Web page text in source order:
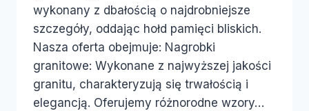
wykonany z dbałością o najdrobniejsze
szczegóły, oddając hołd pamięci bliskich.
Nasza oferta obejmuje: Nagrobki
granitowe: Wykonane z najwyższej jakości
granitu, charakteryzują się trwałością i
elegancją. Oferujemy różnorodne wzory…